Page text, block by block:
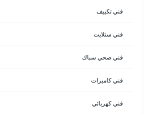
فني تكييف
فني ستلايت
فني صحي سباك
فني كاميرات
فني كهربائي